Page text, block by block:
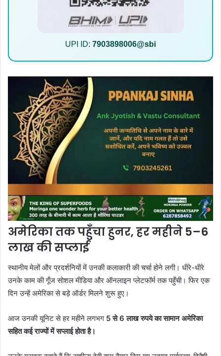
UPI ID: 7903898006@sbi
अमेरिका तक पहुँचा हुनर, हर महीने 5–6
लाख की सप्लाई
स्थानीय मेलों और प्रदर्शनियों में उनकी कलाकारी की चर्चा होने लगी। धीरे-धीरे
उनके काम की गूँज सोशल मीडिया और ऑनलाइन प्लेटफॉर्म तक पहुँची। फिर एक
दिन उन्हें अमेरिका से बड़े ऑर्डर मिलने शुरू हुए।
आज उनकी यूनिट से हर महीने लगभग 5 से 6 लाख रुपये का सामान अमेरिका
सहित कई राज्यों में सप्लाई होता है।